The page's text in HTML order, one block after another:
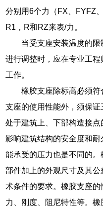
分别用6个力（FX、FYFZ
R1，R和RZ来表/力。
当受支座安装温度的
进行调整时，应在专业工
工作。
橡胶支座除标高必须
支座的使用性能外，须保
处于建筑上、下部构造接
影响建筑结构的安全度和
能承受的压力也是不同的
部件加上的外观尺寸及其
术条件的要求。橡胶支座
力、刚度、阻尼特性等。